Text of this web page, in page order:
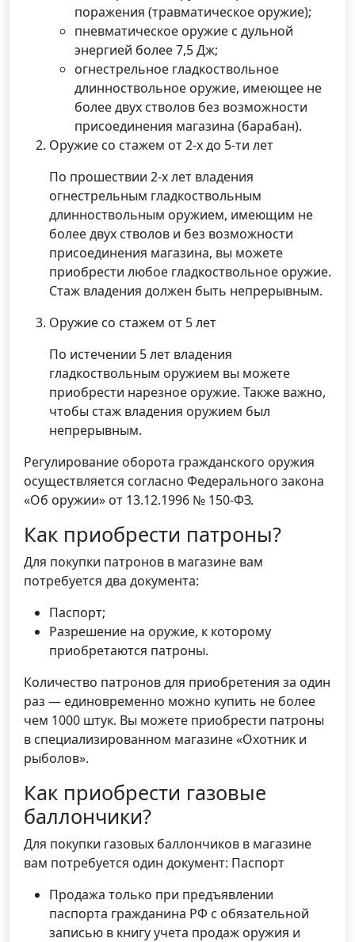
поражения (травматическое оружие);
пневматическое оружие с дульной
энергией более 7,5 Дж;
огнестрельное гладкоствольное
длинноствольное оружие, имеющее не
более двух стволов без возможности
присоединения магазина (барабан).
Оружие со стажем от 2-х до 5-ти лет
По прошествии 2-х лет владения
огнестрельным гладкоствольным
длинноствольным оружием, имеющим не
более двух стволов и без возможности
присоединения магазина, вы можете
приобрести любое гладкоствольное оружие.
Стаж владения должен быть непрерывным.
Оружие со стажем от 5 лет
По истечении 5 лет владения
гладкоствольным оружием вы можете
приобрести нарезное оружие. Также важно,
чтобы стаж владения оружием был
непрерывным.
Регулирование оборота гражданского оружия
осуществляется согласно Федерального закона
«Об оружии» от 13.12.1996 № 150-ФЗ.
Как приобрести патроны?
Для покупки патронов в магазине вам
потребуется два документа:
Паспорт;
Разрешение на оружие, к которому
приобретаются патроны.
Количество патронов для приобретения за один
раз — единовременно можно купить не более
чем 1000 штук. Вы можете приобрести патроны
в специализированном магазине «Охотник и
рыболов».
Как приобрести газовые
баллончики?
Для покупки газовых баллончиков в магазине
вам потребуется один документ: Паспорт
Продажа только при предъявлении
паспорта гражданина РФ с обязательной
записью в книгу учета продаж оружия и